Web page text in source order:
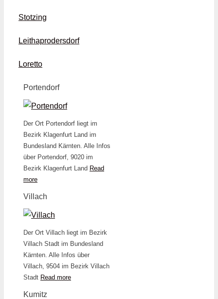
Stotzing
Leithaprodersdorf
Loretto
Portendorf
Der Ort Portendorf liegt im
Bezirk Klagenfurt Land im
Bundesland Kärnten. Alle Infos
über Portendorf, 9020 im
Bezirk Klagenfurt Land Read
more
Villach
Der Ort Villach liegt im Bezirk
Villach Stadt im Bundesland
Kärnten. Alle Infos über
Villach, 9504 im Bezirk Villach
Stadt Read more
Kumitz